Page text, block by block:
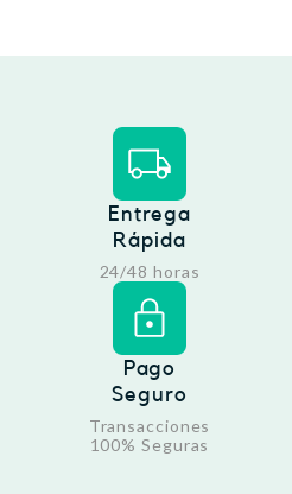
Entrega
Rápida
24/48 horas
Pago
Seguro
Transacciones
100% Seguras